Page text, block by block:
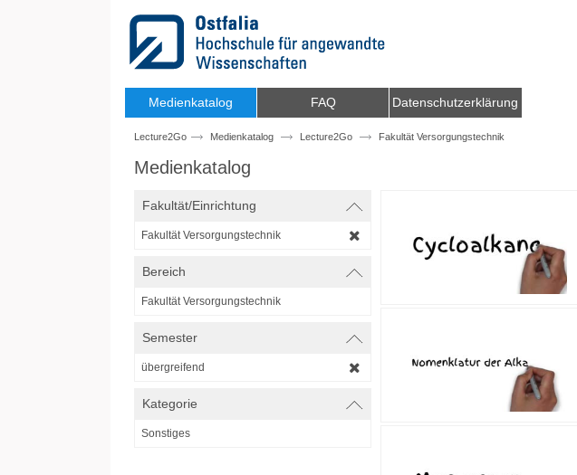
Medienkatalog FAQ Datenschutzerklärung
Lecture2Go Medienkatalog Lecture2Go Fakultät Versorgungstechnik
Medienkatalog
Fakultät/Einrichtung
Fakultät Versorgungstechnik
Bereich
Fakultät Versorgungstechnik
Semester
übergreifend
Kategorie
Sonstiges